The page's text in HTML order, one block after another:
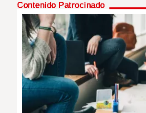
Contenido Patrocinado